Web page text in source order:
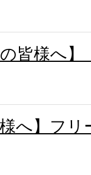
皆様へ
様へ】フ